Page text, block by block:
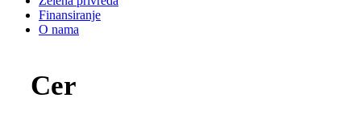
Finansiranje
O nama
Cer